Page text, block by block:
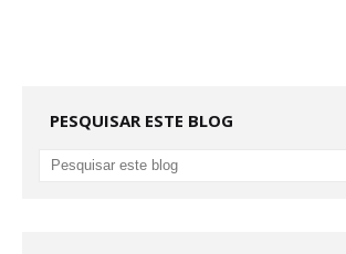
PESQUISAR ESTE BLOG